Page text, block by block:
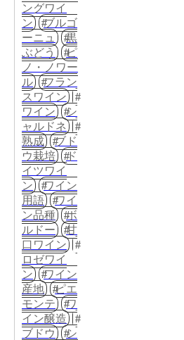
ングワイ
ン
ブルゴ
ーニュ
黒
ぶどう
ピ
ノ・ノワー
ル
フラン
スワイン
ワイン
シ
ャルドネ
熟成
ブド
ウ栽培
ド
イツワイ
ン
ワイン
用語
ワイ
ン品種
ボ
ルドー
甘
口ワイン
ロゼワイ
ン
ワイン
産地
ピエ
モンテ
ワ
イン醸造
ブドウ
シ